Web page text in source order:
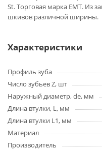
St. Торговая марка EMT. Из
шкивов различной ширины.
Характеристики
Профиль зуба
Число зубьев Z, шт
Наружный диаметр, de, мм
Длина втулки, L, мм
Длина втулки L1, мм
Материал
Производитель